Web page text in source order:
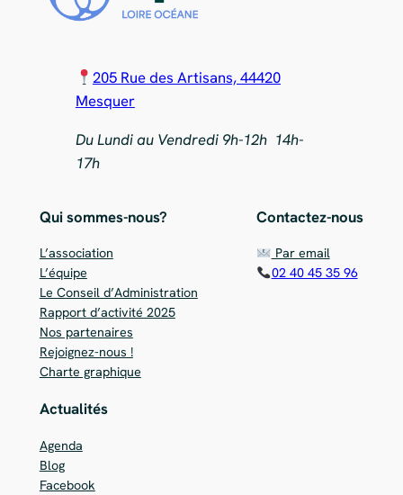
205 Rue des Artisans, 44420
Mesquer
Du Lundi au Vendredi 9h-12h 14h-
17h
Qui sommes-nous?
L’association
L’équipe
Le Conseil d’Administration
Rapport d’activité 2025
Nos partenaires
Rejoignez-nous !
Charte graphique
Contactez-nous
Par email
02 40 45 35 96
Actualités
Agenda
Blog
Facebook